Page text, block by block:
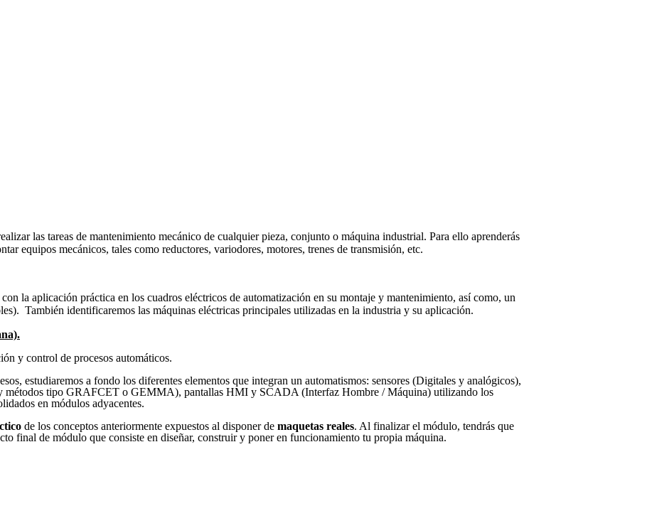
las tareas de mantenimiento mecánico de cualquier pieza, conjunto o máquina industrial. Para ello aprenderás
equipos mecánicos, tales como reductores, variodores, motores, trenes de transmisión, etc.
la aplicación práctica en los cuadros eléctricos de automatización en su montaje y mantenimiento, así como, un
También identificaremos las máquinas eléctricas principales utilizadas en la industria y su aplicación.
y control de procesos automáticos.
estudiaremos a fondo los diferentes elementos que integran un automatismos: sensores (Digitales y analógicos),
métodos tipo GRAFCET o GEMMA), pantallas HMI y SCADA (Interfaz Hombre / Máquina) utilizando los
en módulos adyacentes.
o de los conceptos anteriormente expuestos al disponer de maquetas reales. Al finalizar el módulo, tendrás que
final de módulo que consiste en diseñar, construir y poner en funcionamiento tu propia máquina.